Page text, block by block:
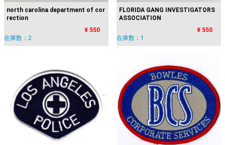
north carolina department of cor
rection
¥ 550
在庫数：2
FLORIDA GANG INVESTIGATORS
ASSOCIATION
¥ 550
在庫数：1